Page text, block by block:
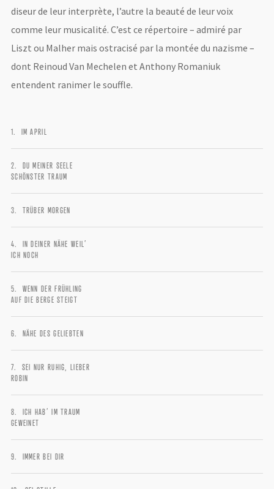
diseur de leur interprète, l’autre la beauté de leur voix
comme leur musicalité. C’est ce répertoire – admiré par
Liszt ou Malher mais ostracisé par la montée du nazisme –
dont Reinoud Van Mechelen et Anthony Romaniuk
entendent ranimer le souffle.
IM APRIL
DU MEINER SEELE
SCHÖNSTER TRAUM
TRÜBER MORGEN
IN DEINER NÄHE WEIL’
ICH NOCH
WENN DER FRÜHLING
AUF DIE BERGE STEIGT
NÄHE DES GELIEBTEN
SEI NUR RUHIG, LIEBER
ROBIN
ICH HAB’ IM TRAUM
GEWEINET
IMMER BEI DIR